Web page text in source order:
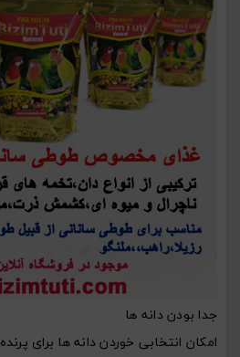
جدا بودن دانه ها
امکان انتخابی خوردن دانه ها برای پرنده